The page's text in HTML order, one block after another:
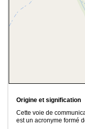
Origine et signification
Cette voie de
est un acronyme formé